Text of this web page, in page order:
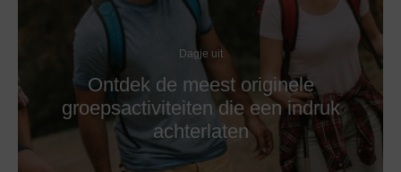
Dagje uit
Ontdek de meest originele
groepsactiviteiten die een indruk
achterlaten